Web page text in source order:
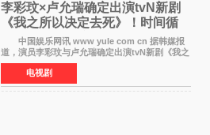
李彩玟×卢允瑞确定出演tvN新剧
《我之所以决定去死》！时间循
环青春爱情来袭
中国娱乐网讯 www yule com cn 据韩媒报
道，演员李彩玟与卢允瑞确定出演tvN新剧《我之
所以决定去死》，分别担任男女主角。该剧预计
将于明年播出，引发观众期待。 本剧改编自
NAVER同名人气
电视剧